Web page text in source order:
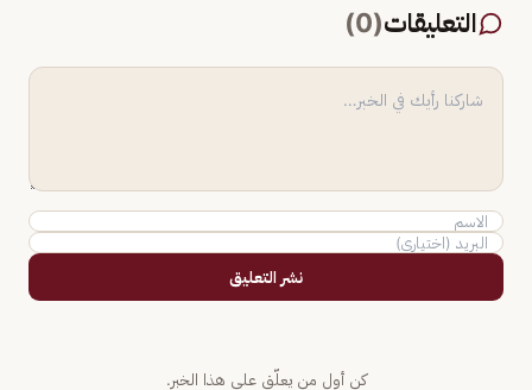
التعليقات(
0
)
نشر التعليق
كن أول من يعلّق على هذا الخبر.